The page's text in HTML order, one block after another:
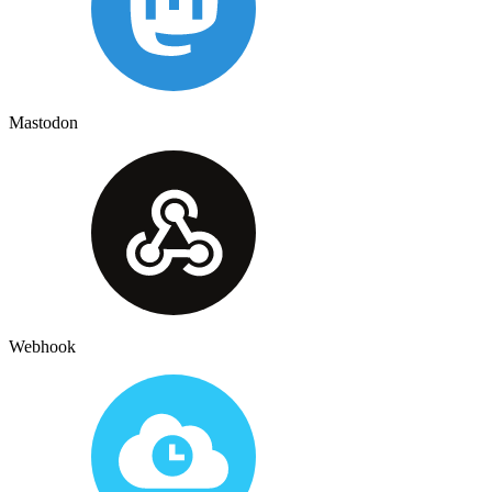
Mastodon
Webhook